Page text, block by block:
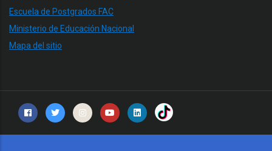
Escuela de Postgrados FAC
Ministerio de Educación Nacional
Mapa del sitio